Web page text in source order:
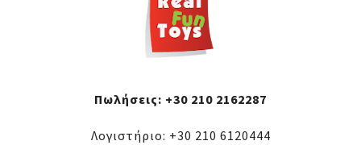
Πωλήσεις: +30 210 2162287
Λογιστήριο: +30 210 6120444